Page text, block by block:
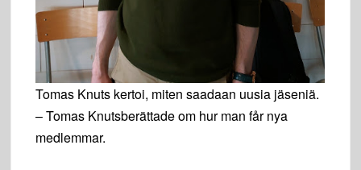
Tomas Knuts kertoi, miten saadaan uusia jäseniä.
– Tomas Knutsberättade om hur man får nya
medlemmar.